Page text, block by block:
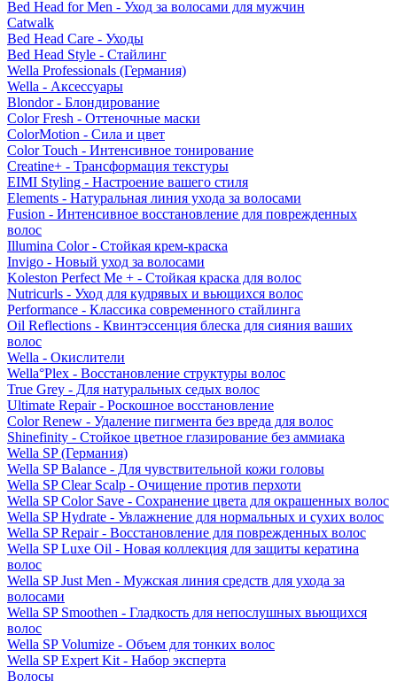
Bed Head for Men - Уход за волосами для мужчин
Catwalk
Bed Head Care - Уходы
Bed Head Style - Стайлинг
Wella Professionals (Германия)
Wella - Аксессуары
Blondor - Блондирование
Color Fresh - Оттеночные маски
ColorMotion - Сила и цвет
Color Touch - Интенсивное тонирование
Creatine+ - Трансформация текстуры
EIMI Styling - Настроение вашего стиля
Elements - Натуральная линия ухода за волосами
Fusion - Интенсивное восстановление для поврежденных
волос
Illumina Color - Стойкая крем-краска
Invigo - Новый уход за волосами
Koleston Perfect Me + - Стойкая краска для волос
Nutricurls - Уход для кудрявых и вьющихся волос
Performance - Классика современного стайлинга
Oil Reflections - Квинтэссенция блеска для сияния ваших
волос
Wella - Окислители
Wella°Plex - Восстановление структуры волос
True Grey - Для натуральных седых волос
Ultimate Repair - Роскошное восстановление
Color Renew - Удаление пигмента без вреда для волос
Shinefinity - Стойкое цветное глазирование без аммиака
Wella SP (Германия)
Wella SP Balance - Для чувствительной кожи головы
Wella SP Clear Scalp - Очищение против перхоти
Wella SP Color Save - Сохранение цвета для окрашенных волос
Wella SP Hydrate - Увлажнение для нормальных и сухих волос
Wella SP Repair - Восстановление для поврежденных волос
Wella SP Luxe Oil - Новая коллекция для защиты кератина
волос
Wella SP Just Men - Мужская линия средств для ухода за
волосами
Wella SP Smoothen - Гладкость для непослушных вьющихся
волос
Wella SP Volumize - Объем для тонких волос
Wella SP Expert Kit - Набор эксперта
Волосы